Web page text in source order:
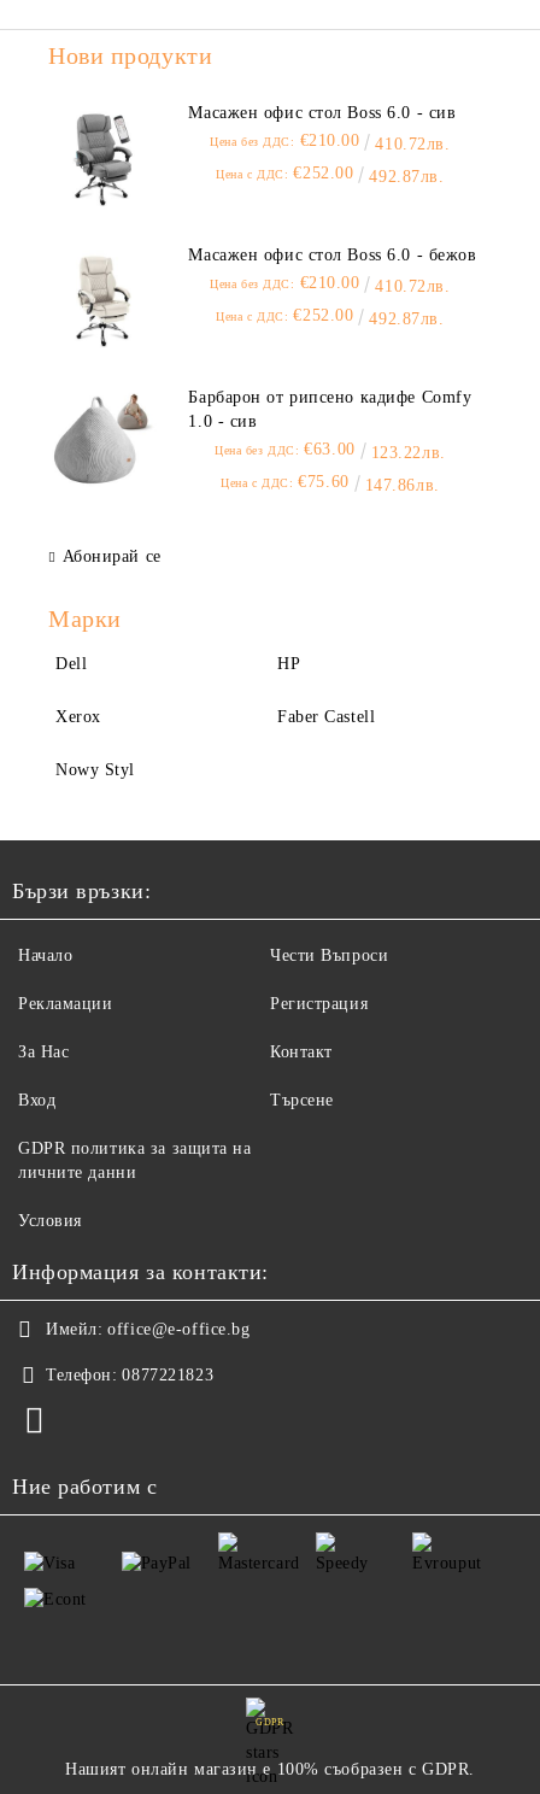
Нови продукти
Масажен офис стол Boss 6.0 - сив
Цена без ДДС: €210.00 410.72лв.
Цена с ДДС: €252.00 492.87лв.
Масажен офис стол Boss 6.0 - бежов
Цена без ДДС: €210.00 410.72лв.
Цена с ДДС: €252.00 492.87лв.
Барбарон от рипсено кадифе Comfy
1.0 - сив
Цена без ДДС: €63.00 123.22лв.
Цена с ДДС: €75.60 147.86лв.
Абонирай се
Марки
Dell HP
Xerox Faber Castell
Nowy Styl
Бързи връзки:
Начало
Рекламации
За Нас
Вход
Чести Въпроси
Регистрация
Контакт
Търсене
GDPR политика за защита на
личните данни
Условия
Информация за контакти:
Имейл: office@e-office.bg
Телефон: 0877221823
Ние работим с
GDPR
Нашият онлайн магазин е 100% съобразен с GDPR.